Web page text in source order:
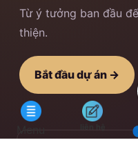
Từ ý tưởng ban đầu
thiện.
Bắt đầu dự án →